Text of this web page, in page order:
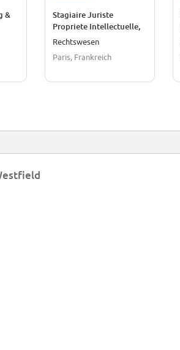
&
Stagiaire Juriste
Propriete Intellectuelle,
Numerique & Protection
Rechtswesen
Paris, Frankreich